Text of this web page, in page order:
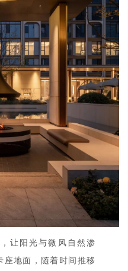
让阳光与微风自然渗
地面，随着时间推移